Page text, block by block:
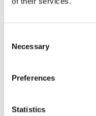
Selection
Necessary
Preferences
Statistics